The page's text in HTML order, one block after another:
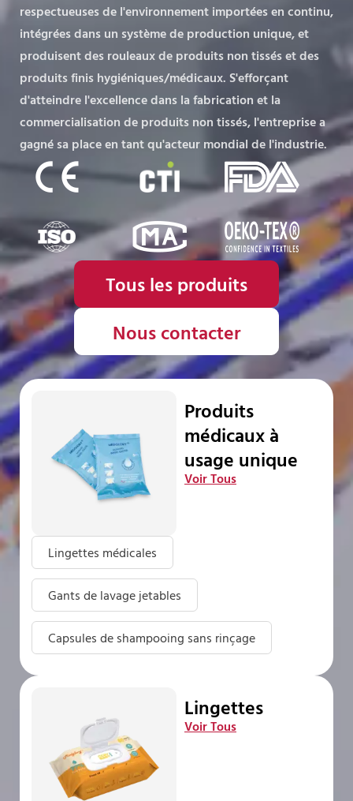
respectueuses de l'environnement importées en continu,
intégrées dans un système de production unique, et
produisent des rouleaux de produits non tissés et des
produits finis hygiéniques/médicaux. S'efforçant
d'atteindre l'excellence dans la fabrication et la
commercialisation de produits non tissés, l'entreprise a
gagné sa place en tant qu'acteur mondial de l'industrie.
Tous les produits
Nous contacter
Produits
médicaux à
usage unique
Voir Tous
Lingettes médicales
Gants de lavage jetables
Capsules de shampooing sans rinçage
Lingettes
Voir Tous